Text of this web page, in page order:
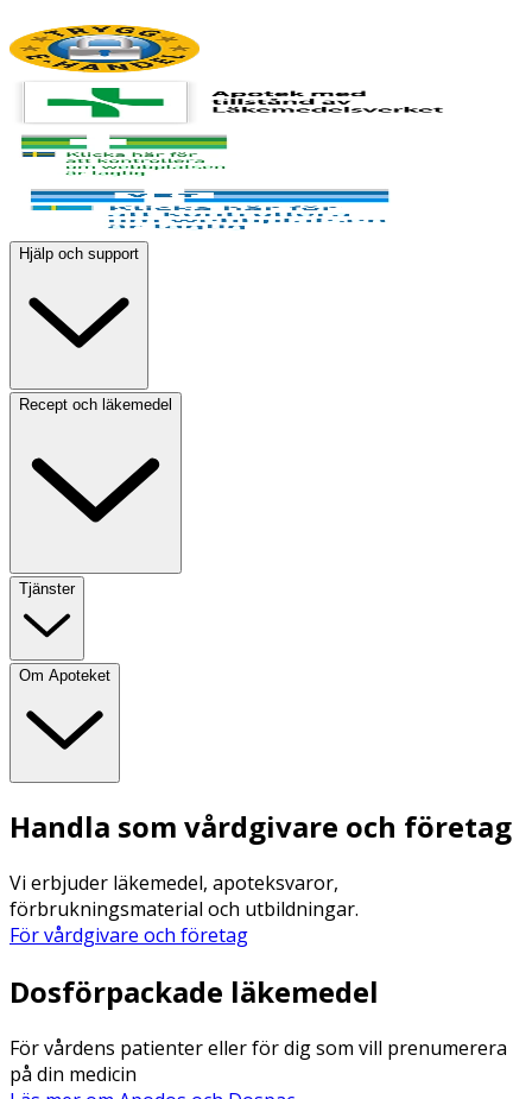
Hjälp och support
Recept och läkemedel
Tjänster
Om Apoteket
Handla som vårdgivare och företag
Vi erbjuder läkemedel, apoteksvaror,
förbrukningsmaterial och utbildningar.
För vårdgivare och företag
Dosförpackade läkemedel
För vårdens patienter eller för dig som vill prenumerera
på din medicin